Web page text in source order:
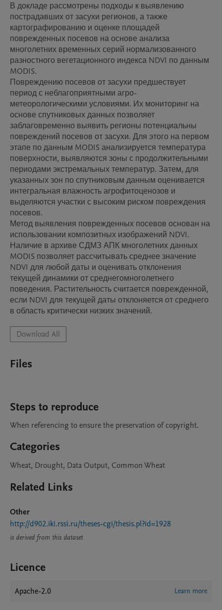
В докладе рассмотрены подходы к выявлению
пострадавших от засухи регионов, а также
картографированию и оценке площадей
поврежденных посевов на основе анализа
многолетних временных серий нормализованного
разностного вегетационного индекса NDVI по данным
MODIS.
Повреждению посевов от засухи предшествует
период с неблагоприятными агро-
метеорологическими условиями. Их мониторинг на
основе спутниковых данных позволяет
заблаговременно выявить регионы потенциальны
повреждений посевов от засухи. Для этого на первом
этапе по данным MODIS анализируется температура
поверхности, выявляются зоны с продолжительными
периодами экстремальных температур. Затем, для
указанных зон по спутниковым данным оценивается
интегральная влажность агрофитоценозов и
выделяются участки с высоким риском повреждения
посевов.
Метод выявления поврежденных посевов основан на
использовании композитных изображений NDVI.
Наличие в архиве СДМЗ АПК многолетних данных
MODIS позволяет рассчитывать среднее значение
NDVI для любой даты и оценивать отклонения
текущей динамики от среднегомноголетнего
поведения. Растительность считается поврежденной,
если NDVI для текущей даты отклоняется от среднего
Download All
Files
Steps to reproduce
When referencing to ensure the preservation of copyright.
Categories
Wheat, Drought, Data Output, Common Wheat
Related Links
Other
http://d902.iki.rssi.ru/theses-cgi/thesis.pl?id=1928
is derived from this dataset
Licence
Apache-2.0 Learn more